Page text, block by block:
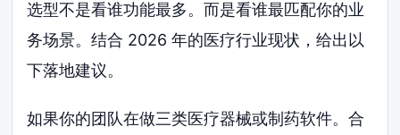
选型不是看谁功能最多。而是看谁最匹配你的业
务场景。结合 2026 年的医疗行业现状，给出以
下落地建议。
如果你的团队在做三类医疗器械或制药软件。合